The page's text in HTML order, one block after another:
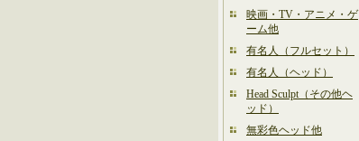
映画・TV・アニメ・ゲ
ーム他
有名人（フルセット）
有名人（ヘッド）
Head Sculpt（その他ヘ
ッド）
無彩色ヘッド他